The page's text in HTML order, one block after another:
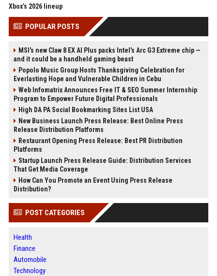
Xbox’s 2026 lineup
POPULAR POSTS
MSI's new Claw 8 EX AI Plus packs Intel's Arc G3 Extreme chip —
and it could be a handheld gaming beast
Popolo Music Group Hosts Thanksgiving Celebration for
Everlasting Hope and Vulnerable Children in Cebu
Web Infomatrix Announces Free IT & SEO Summer Internship
Program to Empower Future Digital Professionals
High DA PA Social Bookmarking Sites List USA
New Business Launch Press Release: Best Online Press
Release Distribution Platforms
Restaurant Opening Press Release: Best PR Distribution
Platforms
Startup Launch Press Release Guide: Distribution Services
That Get Media Coverage
How Can You Promote an Event Using Press Release
Distribution?
POST CATEGORIES
Health
Finance
Automobile
Technology